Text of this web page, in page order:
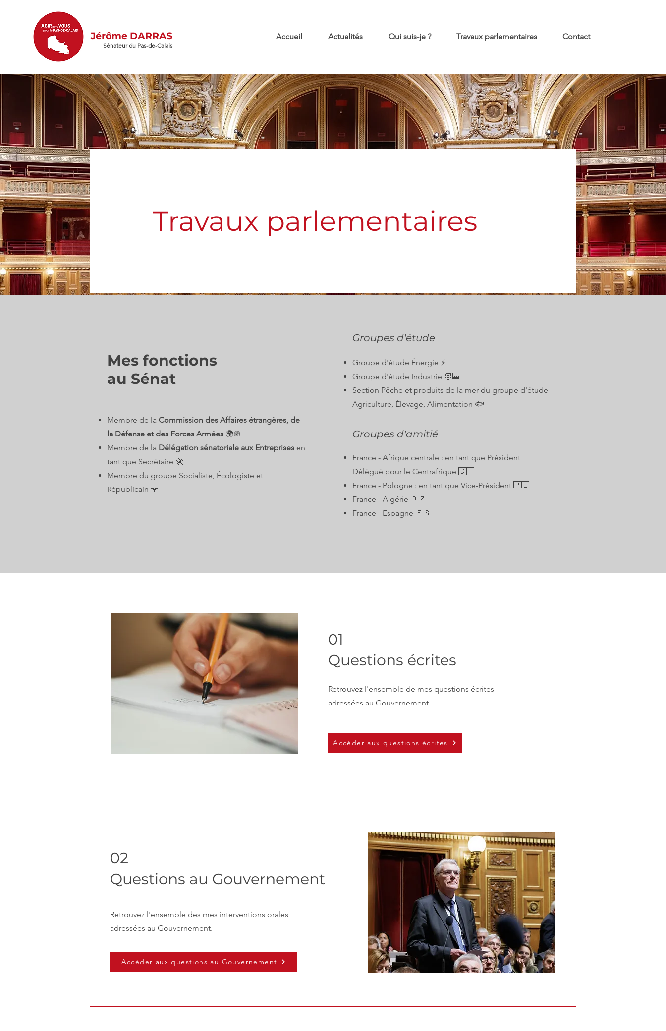
Jérôme DARRAS
Sénateur du Pas-de-Calais
Accueil Actualités Qui suis-je ? Travaux parlementaires Contact
Travaux parlementaires
Groupes d'étude
Mes fonctions
au Sénat
Groupe d'étude Énergie ⚡️
Groupe d'étude Industrie 🧑‍🏭
Section Pêche et produits de la mer du groupe d'étude
Agriculture, Élevage, Alimentation 🐟
Membre de la Commission des Affaires étrangères, de
la Défense et des Forces Armées 🌍🪖
Membre de la Délégation sénatoriale aux Entreprises en
tant que Secrétaire 🚀
Membre du groupe Socialiste, Écologiste et
Républicain 🌹
Groupes d'amitié
France - Afrique centrale : en tant que Président
Délégué pour le Centrafrique 🇨🇫
France - Pologne : en tant que Vice-Président 🇵🇱
France - Algérie 🇩🇿
France - Espagne 🇪🇸
01
Questions écrites
Retrouvez l'ensemble de mes questions écrites
adressées au Gouvernement
Accéder aux questions écrites
02
Questions au Gouvernement
Retrouvez l'ensemble des mes interventions orales
adressées au Gouvernement.
Accéder aux questions au Gouvernement